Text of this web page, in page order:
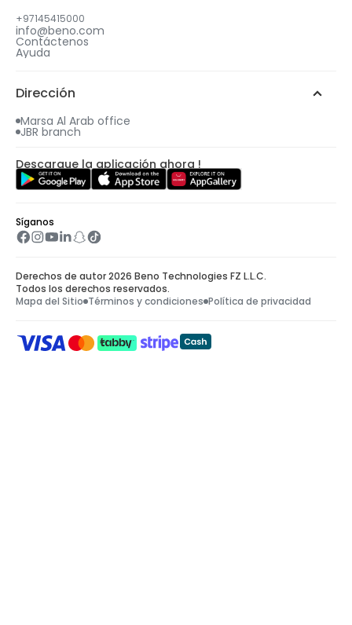
4
+97145415000
info@beno.com
Contáctenos
Ayuda
Dirección
Marsa Al Arab office
JBR branch
Descargue la aplicación ahora !
Síganos
Derechos de autor 2026 Beno Technologies FZ L.L.C.
Todos los derechos reservados.
Mapa del Sitio Términos y condiciones Política de privacidad